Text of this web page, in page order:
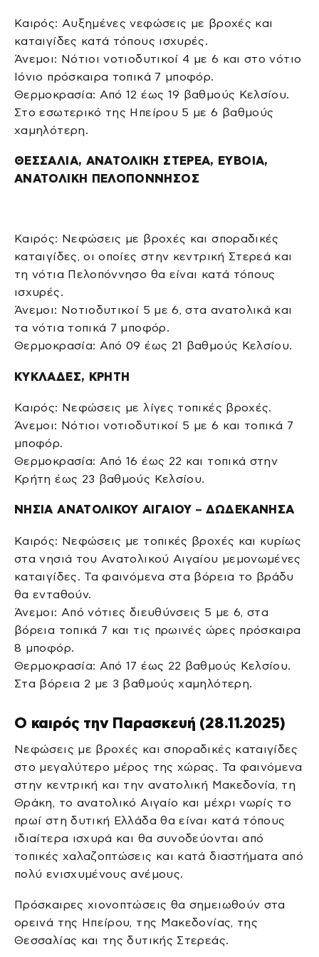
Καιρός: Αυξημένες νεφώσεις με βροχές και
καταιγίδες κατά τόπους ισχυρές.
Άνεμοι: Νότιοι νοτιοδυτικοί 4 με 6 και στο νότιο
Ιόνιο πρόσκαιρα τοπικά 7 μποφόρ.
Θερμοκρασία: Από 12 έως 19 βαθμούς Κελσίου.
Στο εσωτερικό της Ηπείρου 5 με 6 βαθμούς
χαμηλότερη.
ΘΕΣΣΑΛΙΑ, ΑΝΑΤΟΛΙΚΗ ΣΤΕΡΕΑ, ΕΥΒΟΙΑ,
ΑΝΑΤΟΛΙΚΗ ΠΕΛΟΠΟΝΝΗΣΟΣ
Καιρός: Νεφώσεις με βροχές και σποραδικές
καταιγίδες, οι οποίες στην κεντρική Στερεά και
τη νότια Πελοπόννησο θα είναι κατά τόπους
ισχυρές.
Άνεμοι: Νοτιοδυτικοί 5 με 6, στα ανατολικά και
τα νότια τοπικά 7 μποφόρ.
Θερμοκρασία: Από 09 έως 21 βαθμούς Κελσίου.
ΚΥΚΛΑΔΕΣ, ΚΡΗΤΗ
Καιρός: Νεφώσεις με λίγες τοπικές βροχές.
Άνεμοι: Νότιοι νοτιοδυτικοί 5 με 6 και τοπικά 7
μποφόρ.
Θερμοκρασία: Από 16 έως 22 και τοπικά στην
Κρήτη έως 23 βαθμούς Κελσίου.
ΝΗΣΙΑ ΑΝΑΤΟΛΙΚΟΥ ΑΙΓΑΙΟΥ – ΔΩΔΕΚΑΝΗΣΑ
Καιρός: Νεφώσεις με τοπικές βροχές και κυρίως
στα νησιά του Ανατολικού Αιγαίου μεμονωμένες
καταιγίδες. Τα φαινόμενα στα βόρεια το βράδυ
θα ενταθούν.
Άνεμοι: Από νότιες διευθύνσεις 5 με 6, στα
βόρεια τοπικά 7 και τις πρωινές ώρες πρόσκαιρα
8 μποφόρ.
Θερμοκρασία: Από 17 έως 22 βαθμούς Κελσίου.
Στα βόρεια 2 με 3 βαθμούς χαμηλότερη.
Ο καιρός την Παρασκευή (28.11.2025)
Νεφώσεις με βροχές και σποραδικές καταιγίδες
στο μεγαλύτερο μέρος της χώρας. Τα φαινόμενα
στην κεντρική και την ανατολική Μακεδονία, τη
Θράκη, το ανατολικό Αιγαίο και μέχρι νωρίς το
πρωί στη δυτική Ελλάδα θα είναι κατά τόπους
ιδιαίτερα ισχυρά και θα συνοδεύονται από
τοπικές χαλαζοπτώσεις και κατά διαστήματα από
πολύ ενισχυμένους ανέμους.
Πρόσκαιρες χιονοπτώσεις θα σημειωθούν στα
ορεινά της Ηπείρου, της Μακεδονίας, της
Θεσσαλίας και της δυτικής Στερεάς.